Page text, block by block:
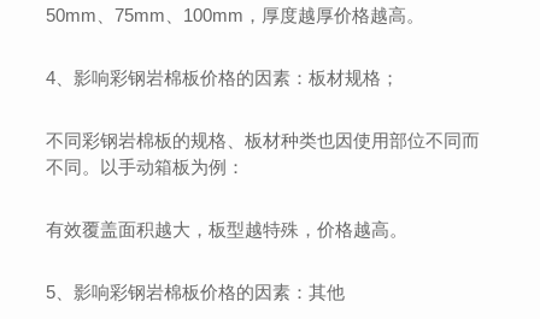
50mm、75mm、100mm，厚度越厚价格越高。
4、影响彩钢岩棉板价格的因素：板材规格；
不同彩钢岩棉板的规格、板材种类也因使用部位不同而
不同。以手动箱板为例：
有效覆盖面积越大，板型越特殊，价格越高。
5、影响彩钢岩棉板价格的因素：其他